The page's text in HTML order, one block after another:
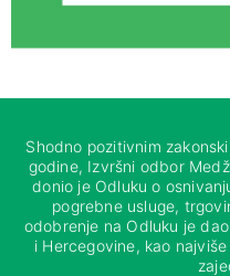
Shodno pozitivnim
godine, Izvršni odbor
donio je Odluku o
pogrebne usluge,
odobrenje na Odluku je
i Hercegovine, kao